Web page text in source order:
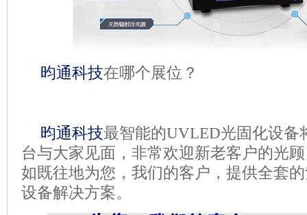
昀通科技在哪个展位？
昀通科技最智能的UVLED光固化设备
台与大家见面，非常欢迎新老客户的光
如既往地为您，我们的客户，提供全套
设备解决方案。